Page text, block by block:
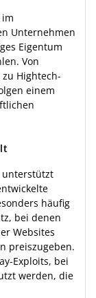
Unternehmen
Eigentum
Von
Hightech-
einem
unterstützt
häufig
bei denen
Websites
preiszugeben.
Exploits, bei
werden, die